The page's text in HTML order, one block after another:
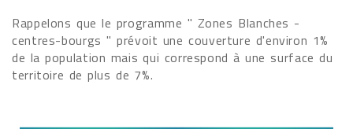
Rappelons que le programme " Zones Blanches -
centres-bourgs " prévoit une couverture d'environ 1%
de la population mais qui correspond à une surface du
territoire de plus de 7%.